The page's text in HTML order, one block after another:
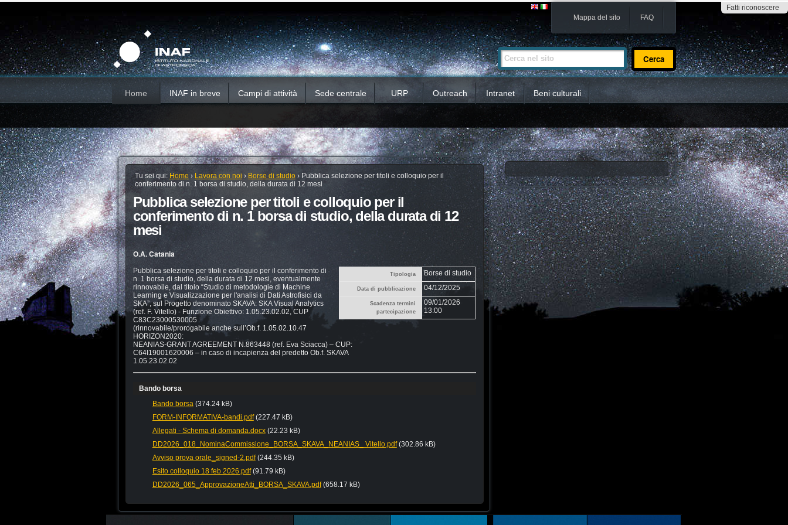
Fatti riconoscere
contenuti.
Salta
alla
navigazione
Mappa del sito FAQ
Cerca nel sito
Ricerca
avanzata…
Home INAF in breve Campi di attività Sede centrale URP Outreach Intranet Beni culturali
Tu sei qui: Home › Lavora con noi › Borse di studio › Pubblica selezione per titoli e colloquio per il
conferimento di n. 1 borsa di studio, della durata di 12 mesi
Pubblica selezione per titoli e colloquio per il
conferimento di n. 1 borsa di studio, della durata di 12
mesi
O.A. Catania
Tipologia Borse di studio
Data di pubblicazione 04/12/2025
Scadenza termini
partecipazione
09/01/2026
13:00
Pubblica selezione per titoli e colloquio per il conferimento di
n. 1 borsa di studio, della durata di 12 mesi, eventualmente
rinnovabile, dal titolo “Studio di metodologie di Machine
Learning e Visualizzazione per l'analisi di Dati Astrofisici da
SKA”, sul Progetto denominato SKAVA: SKA Visual Analytics
(ref. F. Vitello) - Funzione Obiettivo: 1.05.23.02.02, CUP
C83C23000530005
(rinnovabile/prorogabile anche sull’Ob.f. 1.05.02.10.47
HORIZON2020:
NEANIAS-GRANT AGREEMENT N.863448 (ref. Eva Sciacca) – CUP:
C64I19001620006 – in caso di incapienza del predetto Ob.f. SKAVA
1.05.23.02.02
Bando borsa
Bando borsa (374.24 kB)
FORM-INFORMATIVA-bandi.pdf (227.47 kB)
Allegati - Schema di domanda.docx (22.23 kB)
DD2026_018_NominaCommissione_BORSA_SKAVA_NEANIAS_ Vitello.pdf (302.86 kB)
Avviso prova orale_signed-2.pdf (244.35 kB)
Esito colloquio 18 feb 2026.pdf (91.79 kB)
DD2026_065_ApprovazioneAtti_BORSA_SKAVA.pdf (658.17 kB)